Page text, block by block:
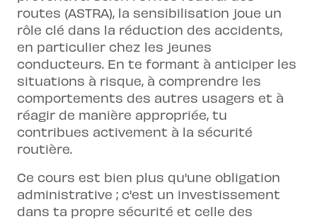
routes (ASTRA), la sensibilisation joue un
rôle clé dans la réduction des accidents,
en particulier chez les jeunes
conducteurs. En te formant à anticiper les
situations à risque, à comprendre les
comportements des autres usagers et à
réagir de manière appropriée, tu
contribues activement à la sécurité
routière.
Ce cours est bien plus qu'une obligation
administrative ; c'est un investissement
dans ta propre sécurité et celle des